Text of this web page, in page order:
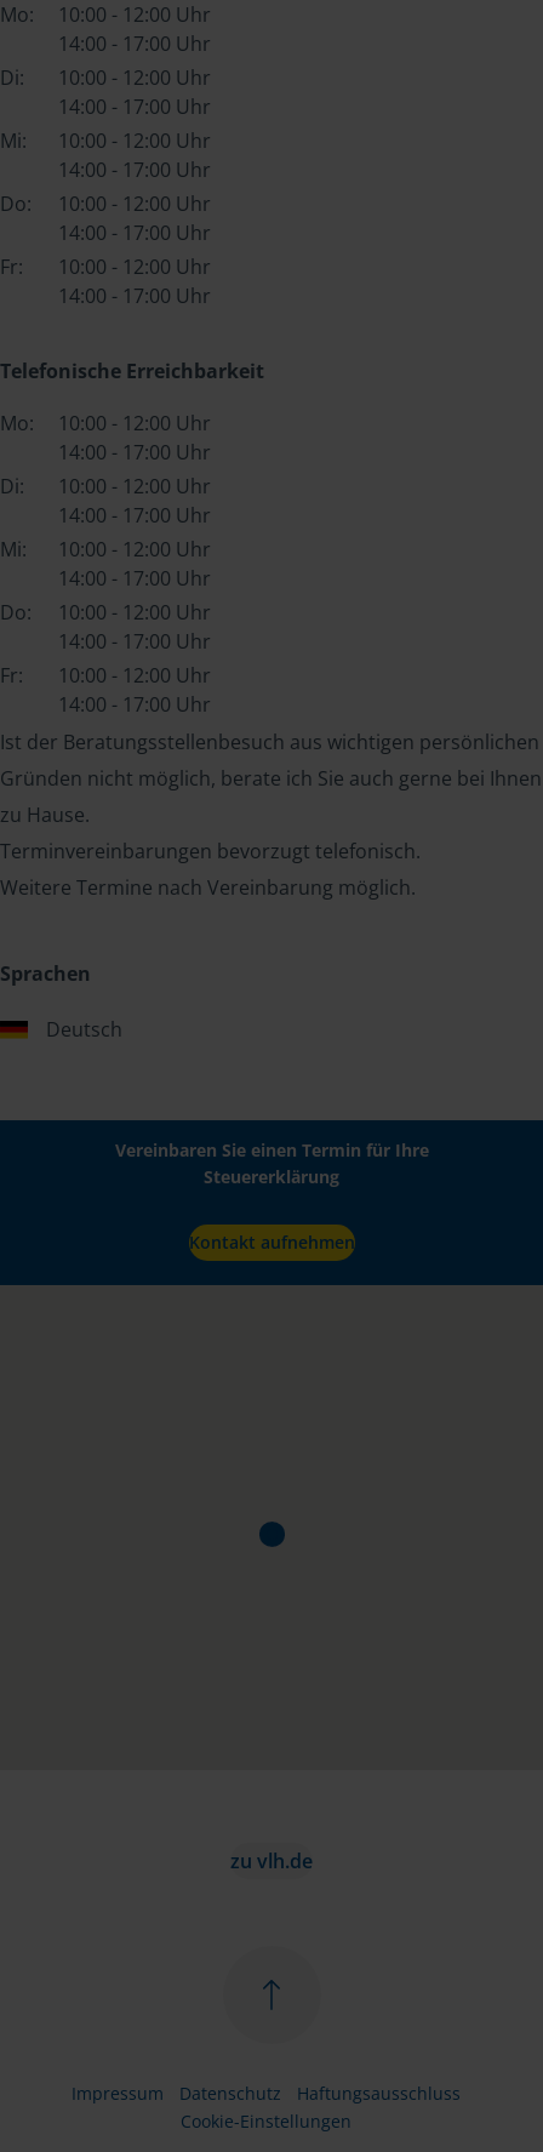
Mo:
10:00 - 12:00 Uhr
14:00 - 17:00 Uhr
Di:
10:00 - 12:00 Uhr
14:00 - 17:00 Uhr
Mi:
10:00 - 12:00 Uhr
14:00 - 17:00 Uhr
Do:
10:00 - 12:00 Uhr
14:00 - 17:00 Uhr
Fr:
10:00 - 12:00 Uhr
14:00 - 17:00 Uhr
Telefonische Erreichbarkeit
Mo:
10:00 - 12:00 Uhr
14:00 - 17:00 Uhr
Di:
10:00 - 12:00 Uhr
14:00 - 17:00 Uhr
Mi:
10:00 - 12:00 Uhr
14:00 - 17:00 Uhr
Do:
10:00 - 12:00 Uhr
14:00 - 17:00 Uhr
Fr:
10:00 - 12:00 Uhr
14:00 - 17:00 Uhr
Ist der Beratungsstellenbesuch aus wichtigen persönlichen
Gründen nicht möglich, berate ich Sie auch gerne bei Ihnen
zu Hause.
Terminvereinbarungen bevorzugt telefonisch.
Weitere Termine nach Vereinbarung möglich.
Sprachen
Deutsch
Vereinbaren Sie einen Termin für Ihre
Steuererklärung
Kontakt aufnehmen
zu vlh.de
Impressum Datenschutz
Haftungsausschluss
Cookie-Einstellungen